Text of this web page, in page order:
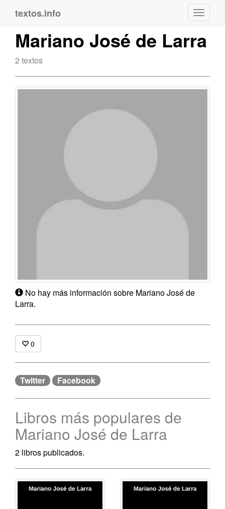
textos.info
Mariano José de Larra
2 textos
No hay más información sobre Mariano José de
Larra.
0
Twitter Facebook
Libros más populares de
Mariano José de Larra
2 libros publicados.